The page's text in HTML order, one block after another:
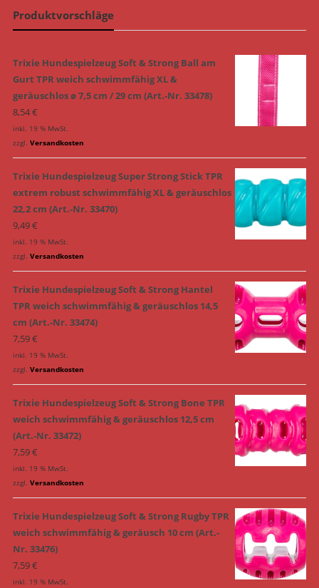
Produktvorschläge
Trixie Hundespielzeug Soft & Strong Ball am
Gurt TPR weich schwimmfähig XL &
geräuschlos ø 7,5 cm / 29 cm (Art.-Nr. 33478)
8,54€
inkl. 19 % MwSt.
zzgl. Versandkosten
Trixie Hundespielzeug Super Strong Stick TPR
extrem robust schwimmfähig XL & geräuschlos
22,2 cm (Art.-Nr. 33470)
9,49€
inkl. 19 % MwSt.
zzgl. Versandkosten
Trixie Hundespielzeug Soft & Strong Hantel
TPR weich schwimmfähig & geräuschlos 14,5
cm (Art.-Nr. 33474)
7,59€
inkl. 19 % MwSt.
zzgl. Versandkosten
Trixie Hundespielzeug Soft & Strong Bone TPR
weich schwimmfähig & geräuschlos 12,5 cm
(Art.-Nr. 33472)
7,59€
inkl. 19 % MwSt.
zzgl. Versandkosten
Trixie Hundespielzeug Soft & Strong Rugby TPR
weich schwimmfähig & geräusch 10 cm (Art.-
Nr. 33476)
7,59€
inkl. 19 % MwSt.